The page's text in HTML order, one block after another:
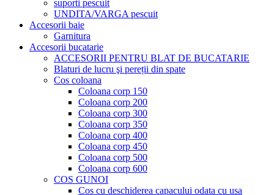
suporti pescuit
UNDITA/VARGA pescuit
Accesorii baie
Garnitura
Accesorii bucatarie
ACCESORII PENTRU BLAT DE BUCATARIE
Blaturi de lucru şi pereții din spate
Cos coloana
Coloana corp 150
Coloana corp 200
Coloana corp 300
Coloana corp 350
Coloana corp 400
Coloana corp 450
Coloana corp 500
Coloana corp 600
COS GUNOI
Cos cu deschiderea capacului odata cu usa